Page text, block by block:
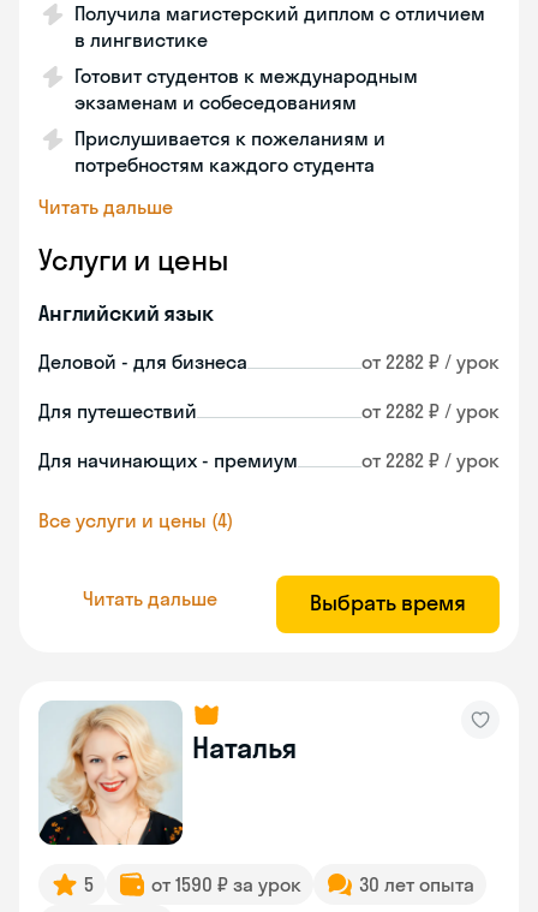
Получила магистерский диплом с отличием
в лингвистике
Готовит студентов к международным
экзаменам и собеседованиям
Прислушивается к пожеланиям и
потребностям каждого студента
Читать дальше
Услуги и цены
Английский язык
Деловой - для бизнеса от 2282 ₽ / урок
Для путешествий от 2282 ₽ / урок
Для начинающих - премиум от 2282 ₽ / урок
Все услуги и цены (4)
Читать дальше Выбрать время
Наталья
5 от 1590 ₽ за урок
30 лет опыта